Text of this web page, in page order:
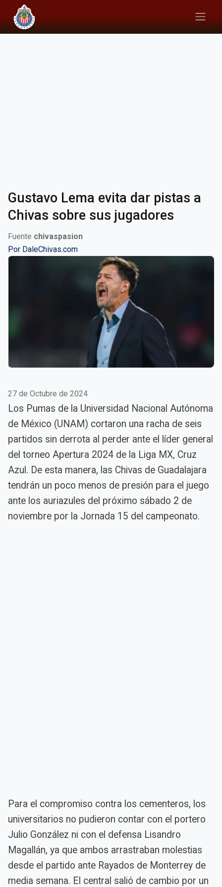
Gustavo Lema evita dar pistas a
Chivas sobre sus jugadores
Fuente chivaspasion
Por DaleChivas.com
27 de Octubre de 2024
Los Pumas de la Universidad Nacional Autónoma
de México (UNAM) cortaron una racha de seis
partidos sin derrota al perder ante el líder general
del torneo Apertura 2024 de la Liga MX, Cruz
Azul. De esta manera, las Chivas de Guadalajara
tendrán un poco menos de presión para el juego
ante los auriazules del próximo sábado 2 de
noviembre por la Jornada 15 del campeonato.
Para el compromiso contra los cementeros, los
universitarios no pudieron contar con el portero
Julio González ni con el defensa Lisandro
Magallán, ya que ambos arrastraban molestias
desde el partido ante Rayados de Monterrey de
media semana. El central salió de cambio por un